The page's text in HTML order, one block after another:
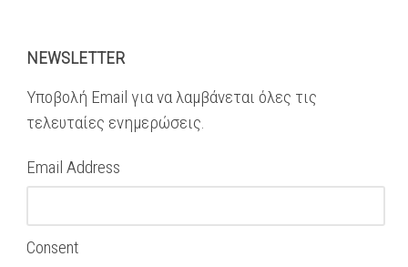
NEWSLETTER
Υποβολή Email για να λαμβάνεται όλες τις
τελευταίες ενημερώσεις.
Email Address
Consent